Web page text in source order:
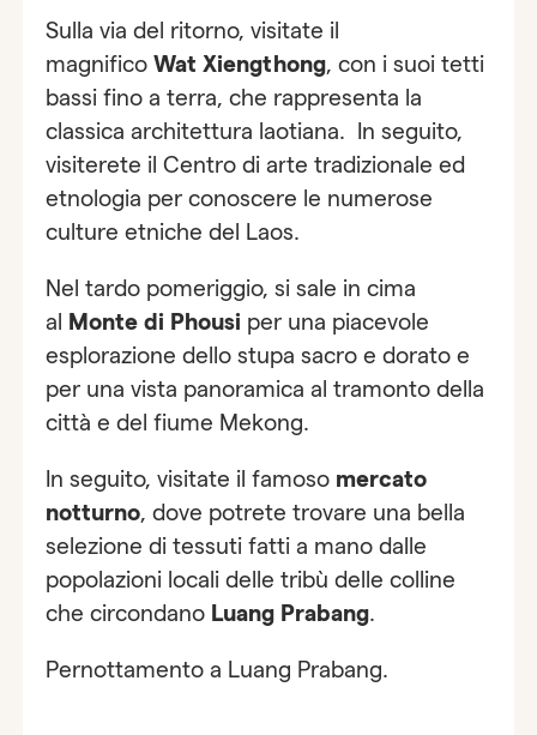
Sulla via del ritorno, visitate il
magnificoWat Xiengthong, con i suoi tetti
bassi fino a terra, che rappresenta la
classica architettura laotiana. In seguito,
visiterete il Centro di arte tradizionale ed
etnologia per conoscere le numerose
culture etniche del Laos.
Nel tardo pomeriggio, si sale in cima
al
Monte di Phousi per una piacevole
esplorazione dello stupa sacro e dorato e
per una vista panoramica al tramonto della
città e del fiume Mekong.
In seguito, visitate il famoso mercato
notturno, dove potrete trovare una bella
selezione di tessuti fatti a mano dalle
popolazioni locali delle tribù delle colline
che circondano Luang Prabang.
Pernottamento a Luang Prabang.